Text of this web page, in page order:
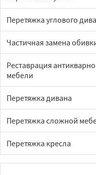
Перетяжка углового
Частичная замена
Реставрация
мебели
Перетяжка дивана
Перетяжка сложной
Перетяжка кресла